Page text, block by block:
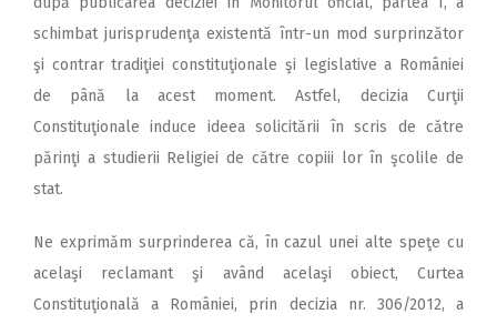
schimbat jurisprudenţa existentă într-un mod surprinzător
şi contrar tradiţiei constituţionale şi legislative a României
de până la acest moment. Astfel, decizia Curţii
Constituţionale induce ideea solicitării în scris de către
părinţi a studierii Religiei de către copiii lor în şcolile de
stat.
Ne exprimăm surprinderea că, în cazul unei alte speţe cu
acelaşi reclamant şi având acelaşi obiect, Curtea
Constituţională a României, prin decizia nr. 306/2012, a